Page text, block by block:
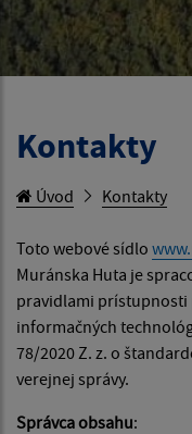
Kontakty
Úvod Kontakty
Toto webové sídlo
Muránska Huta je
pravidlami prístupnosti
informačných
78/2020 Z. z. o
verejnej správy.
Správca obsahu: